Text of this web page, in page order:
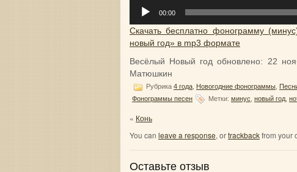
Аудиоплеер
00:00
Скачать бесплатно фонограмму
новый год» в mp3 формате
Весёлый Новый год обновлено: 22
Матюшкин
Рубрика 4 года Новогодние фонограммы
Фонограммы песен
Метки: минус новый год
« Конь
You can leave a response, ortrackbackfrom your
Оставьте отзыв